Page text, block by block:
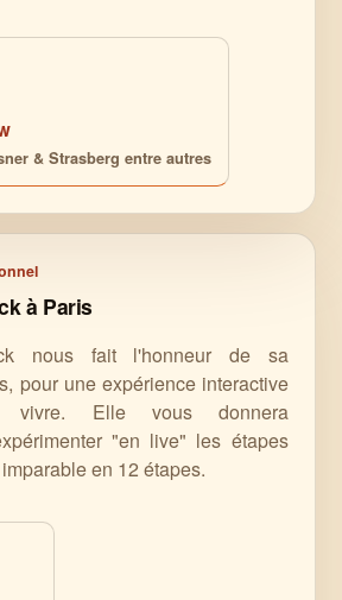
& Strasberg entre autres
à Paris
nous fait l'honneur de sa
pour une expérience interactive
vivre. Elle vous donnera
"en live" les étapes
en 12 étapes.